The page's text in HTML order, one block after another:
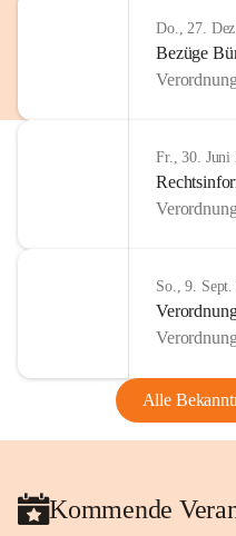
Do., 27.
Bezüge
Fr., 30. Juni
So., 9.
Alle
Kommende